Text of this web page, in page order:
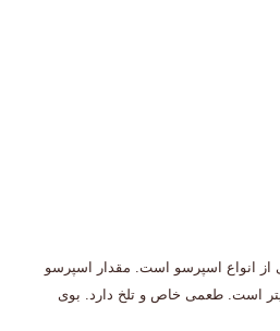
از انواع اسپرسو است. مقدار اسپرسو
۲۵ تا ۳۰ میلی‌لیتر است. طعمی خاص و تلخ دارد. بوی